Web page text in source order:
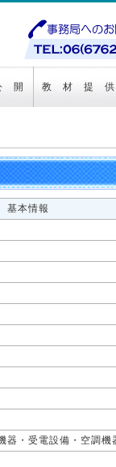
開 教 材 提 供
基本情報
器・受電設備・空調機